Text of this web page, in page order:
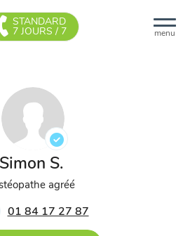
menu
STANDARD
7 JOURS / 7
Simon S.
agréé
01 84 17 27 87